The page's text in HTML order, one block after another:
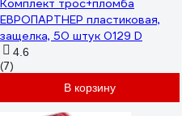
Комплект трос+пломба
ЕВРОПАРТНЕР пластиковая,
защелка, 50 штук 0129 D
4.6
(7)
В корзину